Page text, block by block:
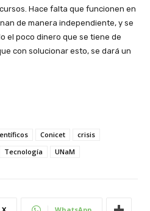
Hace falta que funcionen en
de manera independiente, y se
el poco dinero que se tiene de
con solucionar esto, se dará un
Conicet
crisis
Tecnología UNaM